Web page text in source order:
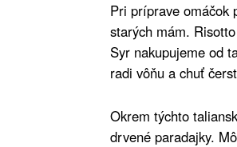
Pri príprave omáčok
starých mám.
Syr nakupujeme od
radi vôňu a chuť
Okrem týchto
drvené paradajky.